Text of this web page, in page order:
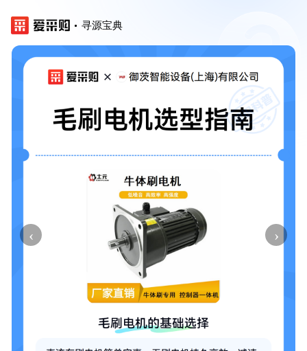
寻源宝典
‹ ›